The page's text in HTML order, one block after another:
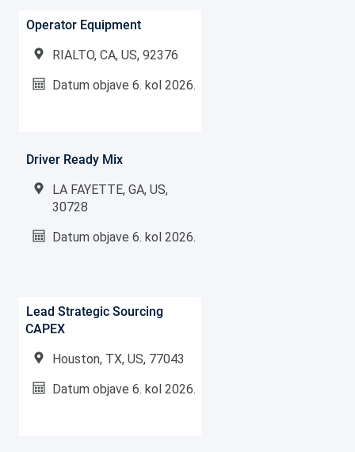
Operator Equipment
RIALTO, CA, US, 92376
Datum objave 6. kol 2026.
Driver Ready Mix
LA FAYETTE, GA, US,
30728
Datum objave 6. kol 2026.
Lead Strategic Sourcing
CAPEX
Houston, TX, US, 77043
Datum objave 6. kol 2026.